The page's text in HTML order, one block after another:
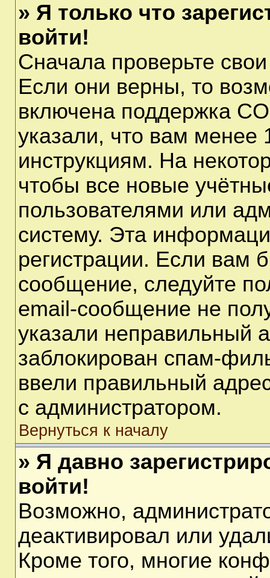
» Я только что
войти!
Сначала проверьте
Если они верны, то
включена поддержка
указали, что вам менее
инструкциям. На
чтобы все новые
пользователями или
систему. Эта
регистрации. Если вам
сообщение, следуйте
email-сообщение не
указали неправильный
заблокирован спам-
ввели правильный
с администратором.
Вернуться к началу
» Я давно
войти!
Возможно,
деактивировал или
Кроме того, многие